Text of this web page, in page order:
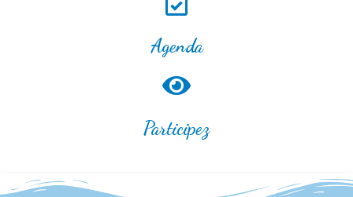
Agenda
Participez